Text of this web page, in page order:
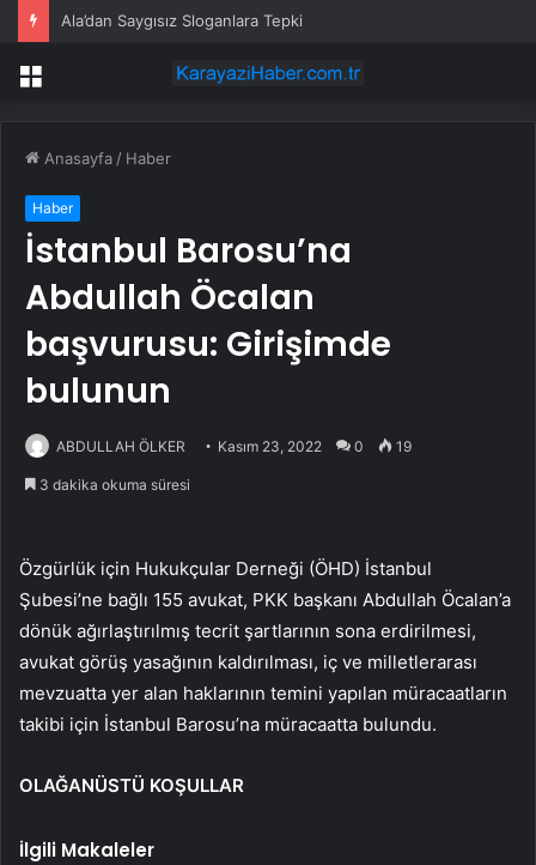
Ala’dan Saygısız Sloganlara Tepki
Menü
Anasayfa / Haber
Haber
İstanbul Barosu’na
Abdullah Öcalan
başvurusu: Girişimde
bulunun
ABDULLAH ÖLKER Kasım 23, 2022 0 19
3 dakika okuma süresi
Özgürlük için Hukukçular Derneği (ÖHD) İstanbul
Şubesi’ne bağlı 155 avukat, PKK başkanı Abdullah Öcalan’a
dönük ağırlaştırılmış tecrit şartlarının sona erdirilmesi,
avukat görüş yasağının kaldırılması, iç ve milletlerarası
mevzuatta yer alan haklarının temini yapılan müracaatların
takibi için İstanbul Barosu’na müracaatta bulundu.
OLAĞANÜSTÜ KOŞULLAR
İlgili Makaleler